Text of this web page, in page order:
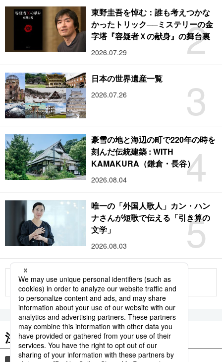
2
東野圭吾を悼む：誰も考えつかな
かったトリック──ミステリーの金
字塔『容疑者Ｘの献身』の舞台裏
2026.07.29
3
日本の世界遺産一覧
2026.07.26
4
豪雪の地と海辺の町で220年の時を
刻んだ伝統建築 : WITH
KAMAKURA（鎌倉・長谷）
2026.08.04
5
唯一の「外国人歌人」カン・ハン
ナさんが短歌で伝える「引き算の
文学」
2026.08.03
もっと見る
注目のキーワード